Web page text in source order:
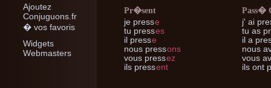
Ajoutez
Conjuguons.fr
� vos favoris
Widgets
Webmasters
Pr�sent
je presse
tu presses
il presse
nous pressons
vous pressez
ils pressent
Pass�
j' ai
tu as
il a
nous
vous
ils ont